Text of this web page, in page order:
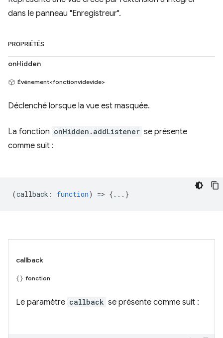
dans le panneau "Enregistreur".
PROPRIÉTÉS
onHidden
Événement<fonctionvidevide>
Déclenché lorsque la vue est masquée.
La fonction onHidden.addListener se présente
comme suit :
(callback : function) => {...}
callback
fonction
Le paramètre callback se présente comme suit :